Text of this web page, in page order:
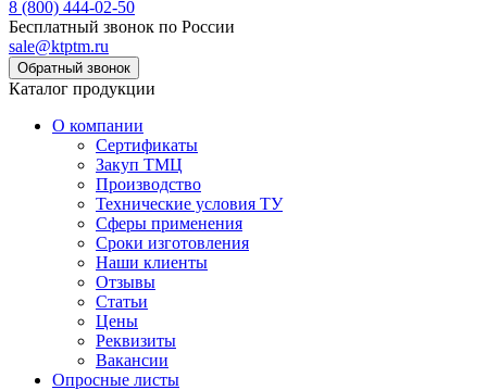
8 (800) 444-02-50
Бесплатный звонок по России
sale@ktptm.ru
Каталог продукции
О компании
Сертификаты
Закуп ТМЦ
Производство
Технические условия ТУ
Сферы применения
Сроки изготовления
Наши клиенты
Отзывы
Статьи
Цены
Реквизиты
Вакансии
Опросные листы